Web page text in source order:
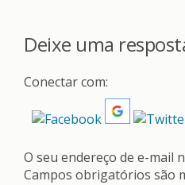
Deixe uma
Conectar com:
O seu endereço de e-mail
Campos obrigatórios são